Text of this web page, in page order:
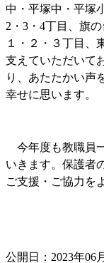
中・平塚中・平塚
2・3・4丁目、旗
１・２・３丁目、
支えていただいて
り、あたたかい声
幸せに思います。
今年度も教職員
いきます。保護者
ご支援・ご協力を
公開日：2023年06